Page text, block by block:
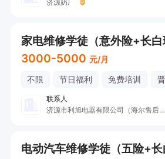
济源奶厂
家电维修学徒（意外险+长白
3000-5000 元/月
不限 节日福利 免费培训
联系人
济源市利旭电器有限公司（海尔售后服务中心）
电动汽车维修学徒（五险+长